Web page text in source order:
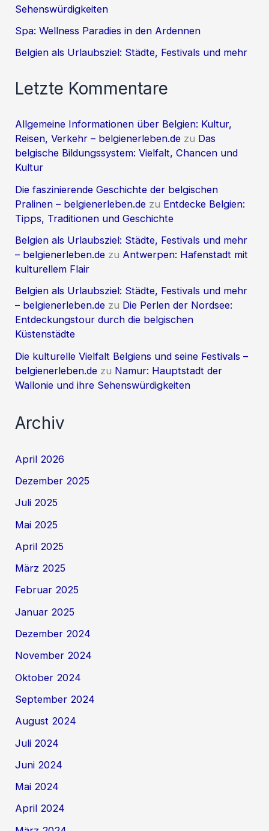
Sehenswürdigkeiten
Spa: Wellness Paradies in den Ardennen
Belgien als Urlaubsziel: Städte, Festivals und mehr
Letzte Kommentare
Allgemeine Informationen über Belgien: Kultur,
Reisen, Verkehr – belgienerleben.de zu Das
belgische Bildungssystem: Vielfalt, Chancen und
Kultur
Die faszinierende Geschichte der belgischen
Pralinen – belgienerleben.de zu Entdecke Belgien:
Tipps, Traditionen und Geschichte
Belgien als Urlaubsziel: Städte, Festivals und mehr
– belgienerleben.de zu Antwerpen: Hafenstadt mit
kulturellem Flair
Belgien als Urlaubsziel: Städte, Festivals und mehr
– belgienerleben.de zu Die Perlen der Nordsee:
Entdeckungstour durch die belgischen
Küstenstädte
Die kulturelle Vielfalt Belgiens und seine Festivals –
belgienerleben.de zu Namur: Hauptstadt der
Wallonie und ihre Sehenswürdigkeiten
Archiv
April 2026
Dezember 2025
Juli 2025
Mai 2025
April 2025
März 2025
Februar 2025
Januar 2025
Dezember 2024
November 2024
Oktober 2024
September 2024
August 2024
Juli 2024
Juni 2024
Mai 2024
April 2024